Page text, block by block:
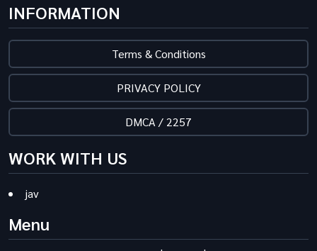
INFORMATION
Terms & Conditions
PRIVACY POLICY
DMCA / 2257
WORK WITH US
jav
Menu